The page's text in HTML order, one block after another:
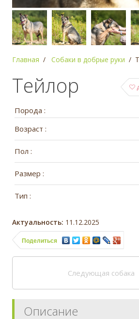
Главная Собаки в добрые руки
Тейлор
Порода :
Возраст :
Пол :
Размер :
Тип :
Актуальность: 11.12.2025
Поделиться
Следующая собака
Описание